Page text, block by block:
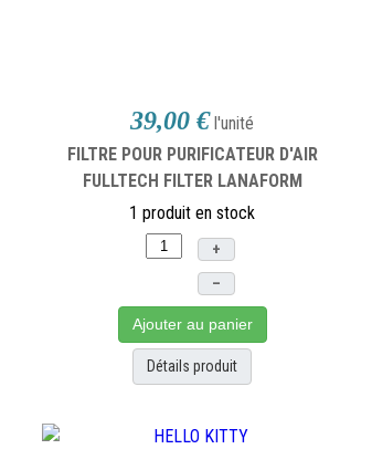
39,00 € l'unité
FILTRE POUR PURIFICATEUR D'AIR
FULLTECH FILTER LANAFORM
1 produit en stock
+
–
Ajouter au panier
Détails produit